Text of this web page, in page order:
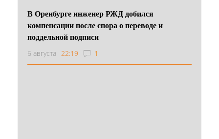
В Оренбурге инженер РЖД добился
компенсации после спора о переводе и
поддельной подписи
6 августа 22:19 1